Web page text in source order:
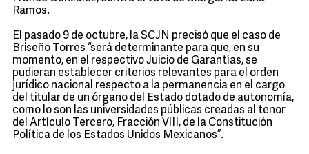
Ramos.
El pasado 9 de octubre, la SCJN precisó que el caso de
Briseño Torres “será determinante para que, en su
momento, en el respectivo Juicio de Garantías, se
pudieran establecer criterios relevantes para el orden
jurídico nacional respecto a la permanencia en el cargo
del titular de un órgano del Estado dotado de autonomía,
como lo son las universidades públicas creadas al tenor
del Artículo Tercero, Fracción VIII, de la Constitución
Política de los Estados Unidos Mexicanos”.